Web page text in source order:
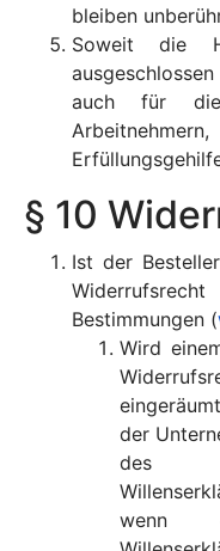
bleiben
Soweit die
auch für
§ 10
Ist der
Bestimmungen (
Wird
der
des
wenn